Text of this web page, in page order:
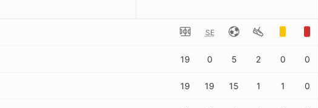
SE
19 0 5 2 0 0
19 19 15 1 1 0